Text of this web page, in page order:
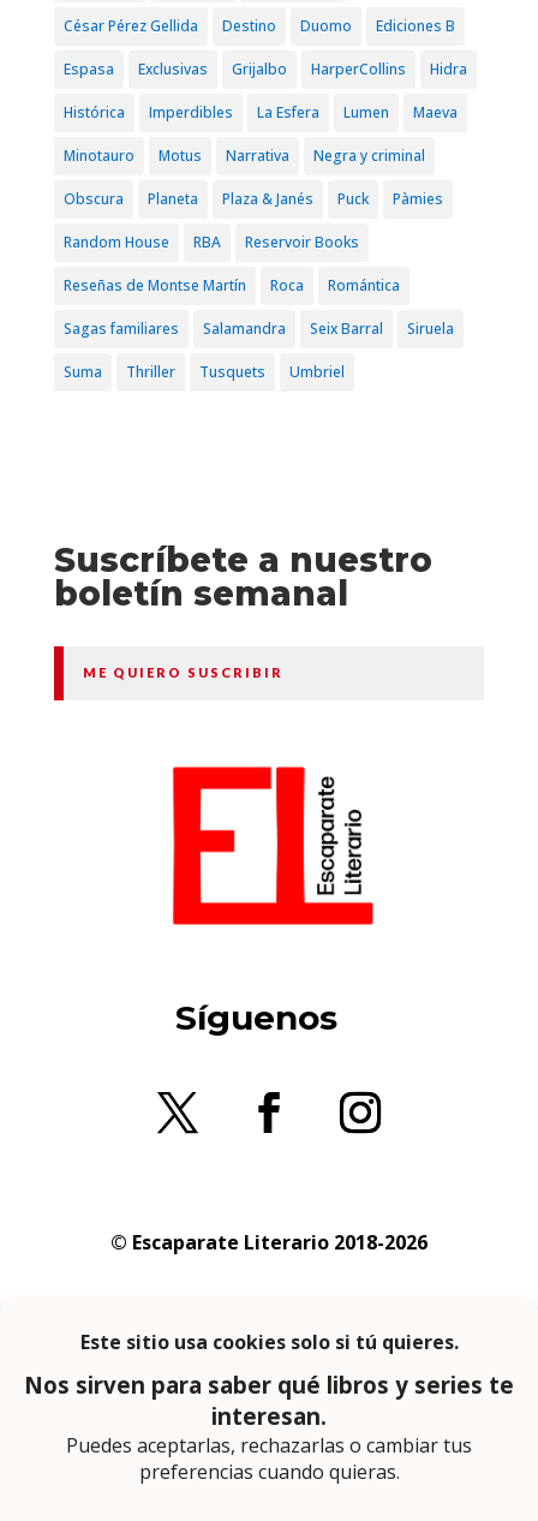
César Pérez Gellida Destino Duomo Ediciones B
Espasa Exclusivas Grijalbo HarperCollins Hidra
Histórica Imperdibles La Esfera Lumen Maeva
Minotauro Motus Narrativa Negra y criminal
Obscura Planeta Plaza & Janés Puck Pàmies
Random House RBA Reservoir Books
Reseñas de Montse Martín Roca Romántica
Sagas familiares Salamandra Seix Barral Siruela
Suma Thriller Tusquets Umbriel
Suscríbete a nuestro
boletín semanal
ME QUIERO SUSCRIBIR
Síguenos
© Escaparate Literario 2018-2026
privacidad
En calidad de afiliado de Amazon obtengo
ingresos por las compras adscritas que